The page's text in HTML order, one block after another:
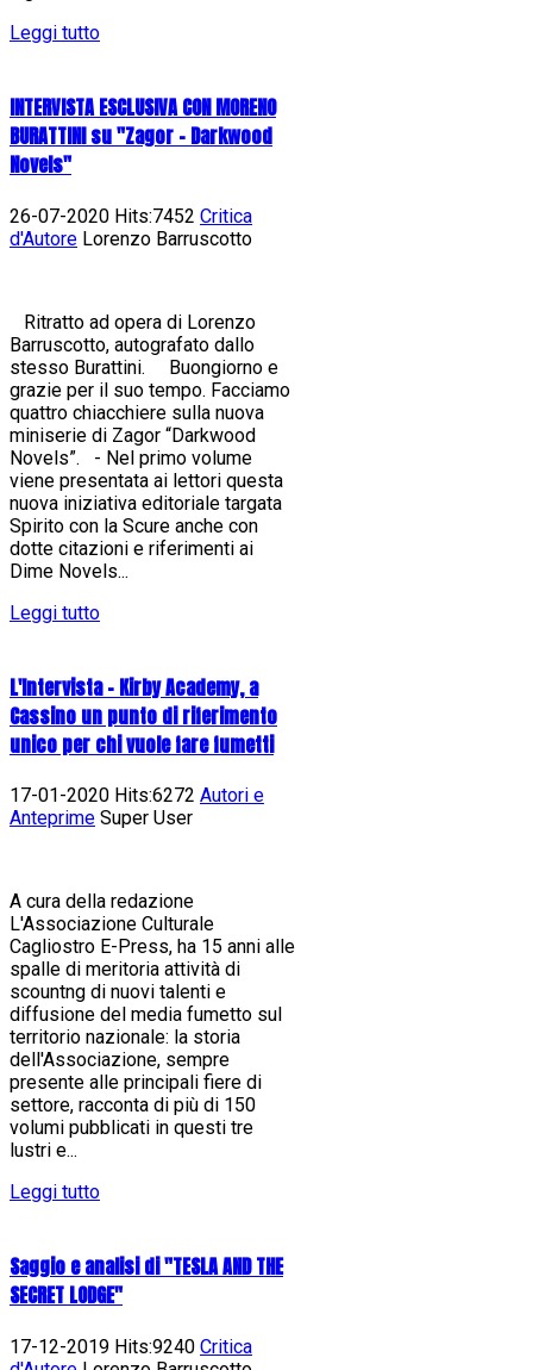
Leggi tutto
INTERVISTA ESCLUSIVA CON MORENO
BURATTINI su "Zagor - Darkwood
Novels"
26-07-2020 Hits:7452 Critica
d'Autore Lorenzo Barruscotto
Ritratto ad opera di Lorenzo
Barruscotto, autografato dallo
stesso Burattini. Buongiorno e
grazie per il suo tempo. Facciamo
quattro chiacchiere sulla nuova
miniserie di Zagor “Darkwood
Novels”. - Nel primo volume
viene presentata ai lettori questa
nuova iniziativa editoriale targata
Spirito con la Scure anche con
dotte citazioni e riferimenti ai
Dime Novels...
Leggi tutto
L'Intervista - Kirby Academy, a
Cassino un punto di riferimento
unico per chi vuole fare fumetti
17-01-2020 Hits:6272 Autori e
Anteprime Super User
A cura della redazione
L'Associazione Culturale
Cagliostro E-Press, ha 15 anni alle
spalle di meritoria attività di
scountng di nuovi talenti e
diffusione del media fumetto sul
territorio nazionale: la storia
dell'Associazione, sempre
presente alle principali fiere di
settore, racconta di più di 150
volumi pubblicati in questi tre
lustri e...
Leggi tutto
Saggio e analisi di "TESLA AND THE
SECRET LODGE"
17-12-2019 Hits:9240 Critica